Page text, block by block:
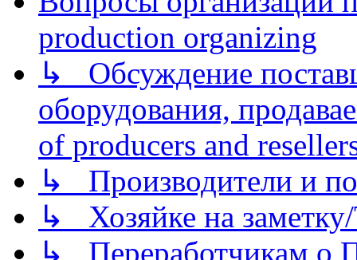
production organizing
↳ Обсуждение
оборудования,
of producers and
↳ Производители и
↳ Хозяйке на
↳ Переработчикам о